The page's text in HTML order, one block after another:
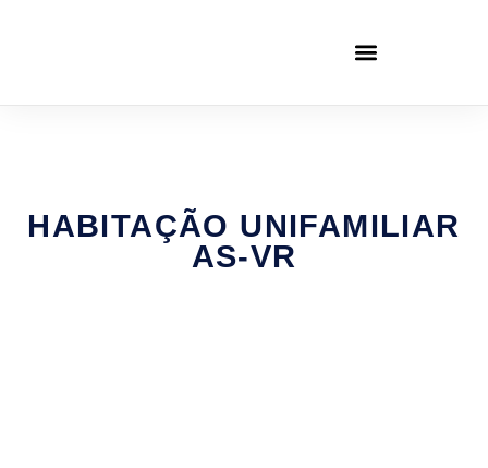
HABITAÇÃO UNIFAMILIAR
AS-VR